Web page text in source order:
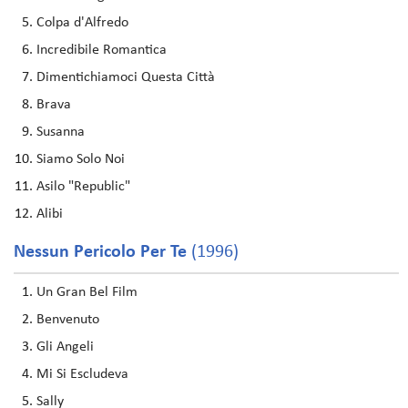
Colpa d'Alfredo
Incredibile Romantica
Dimentichiamoci Questa Città
Brava
Susanna
Siamo Solo Noi
Asilo "Republic"
Alibi
Nessun Pericolo Per Te (1996)
Un Gran Bel Film
Benvenuto
Gli Angeli
Mi Si Escludeva
Sally